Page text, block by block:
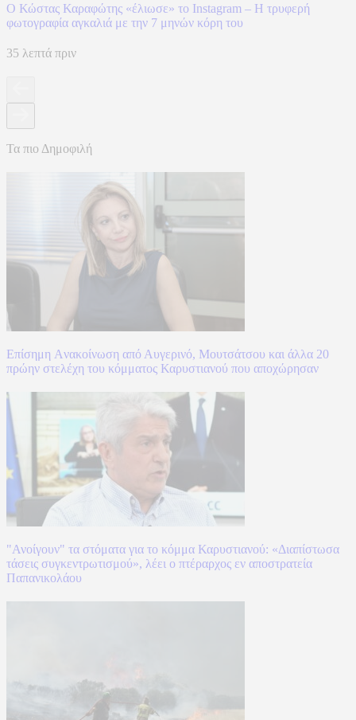
Ο Κώστας Καραφώτης «έλιωσε» το Instagram – Η τρυφερή
φωτογραφία αγκαλιά με την 7 μηνών κόρη του
35 λεπτά πριν
Τα πιο Δημοφιλή
Επίσημη Aνακοίνωση από Αυγερινό, Μουτσάτσου και άλλα 20
πρώην στελέχη του κόμματος Καρυστιανού που αποχώρησαν
"Ανοίγουν" τα στόματα για το κόμμα Καρυστιανού: «Διαπίστωσα
τάσεις συγκεντρωτισμού», λέει ο πτέραρχος εν αποστρατεία
Παπανικολάου